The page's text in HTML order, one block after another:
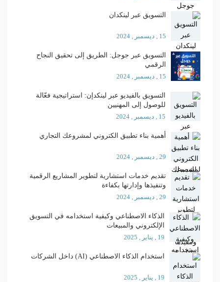
التسويق عبر لينكدان
15 , ديسمبر , 2024
التسويق عبر جوجل: الطريق إلى تحقيق النجاح
الرقمي
15 , ديسمبر , 2024
التسويق بالفيديو عبر لينكدإن: استراتيجية فعّالة
للوصول إلى المهنيين
15 , ديسمبر , 2024
أهمية بناء تطبيق الكتروني لمشروعك التجاري
29 , ديسمبر , 2024
تقديم خدمات استشارية لتطوير المشاريع الرقمية
وتنفيذها وإدارتها بكفاءة
29 , ديسمبر , 2024
الذكاء الاصطناعي وكيفية استخدامه في التسويق
الإلكتروني والمبيعات
19 , يناير , 2025
استخدام الذكاء الاصطناعي (AI) داخل الشركات
19 , يناير , 2025